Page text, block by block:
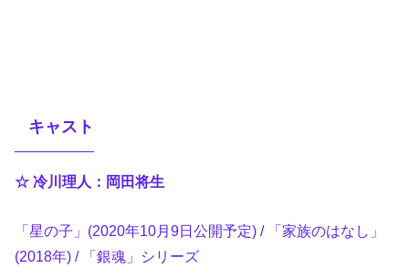
キャスト
☆ 冷川理人：岡田将生
「星の子」(2020年10月9日公開予定) / 「家族のはなし」
(2018年) / 「銀魂」シリーズ